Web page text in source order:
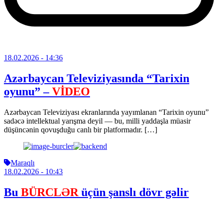
18.02.2026 - 14:36
Azərbaycan Televiziyasında “Tarixin
oyunu” –VİDEO
Azərbaycan Televiziyası ekranlarında yayımlanan “Tarixin oyunu”
sadəcə intellektual yarışma deyil — bu, milli yaddaşla müasir
düşüncənin qovuşduğu canlı bir platformadır. […]
Maraqlı
18.02.2026 - 10:43
Bu BÜRCLƏR üçün şanslı dövr gəlir